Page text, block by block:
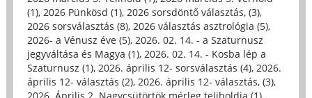
(1), 2026 Pünkösd (1), 2026 sorsdöntő választás, (3),
2026 sorsválasztás (8), 2026 választás asztrológia (5),
2026- a Vénusz éve (5), 2026. 02. 14. - a Szaturnusz
jegyváltása és Magya (1), 2026. 02. 14. - Kosba lép a
Szaturnusz (1), 2026. április 12- sorsválasztás (4), 2026.
április 12- választás (2), 2026. április 12- választás, (3),